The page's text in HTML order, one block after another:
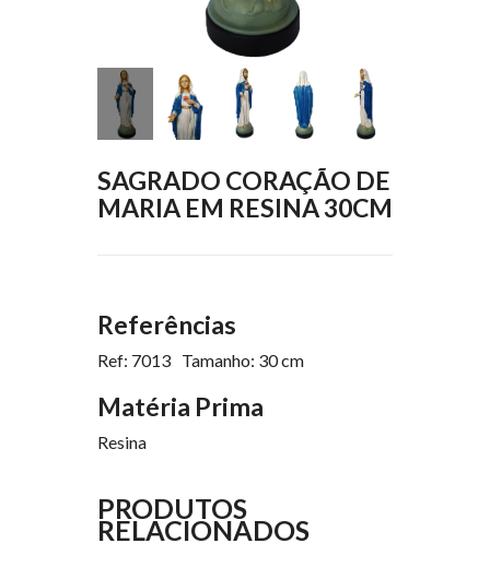
SAGRADO CORAÇÃO DE
MARIA EM RESINA 30CM
Referências
Ref: 7013 Tamanho: 30 cm
Matéria Prima
Resina
PRODUTOS
RELACIONADOS